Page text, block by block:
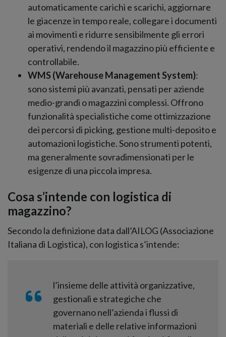
automaticamente carichi e scarichi, aggiornare
le giacenze in tempo reale, collegare i documenti
ai movimenti e ridurre sensibilmente gli errori
operativi, rendendo il magazzino più efficiente e
controllabile.
WMS (Warehouse Management System):
sono sistemi più avanzati, pensati per aziende
medio-grandi o magazzini complessi. Offrono
funzionalità specialistiche come ottimizzazione
dei percorsi di picking, gestione multi-deposito e
automazioni logistiche. Sono strumenti potenti,
ma generalmente sovradimensionati per le
esigenze di una piccola impresa.
Cosa s’intende con logistica di
magazzino?
Secondo la definizione data dall’AILOG (Associazione
Italiana di Logistica), con logistica s’intende:
l’insieme delle attività organizzative,
gestionali e strategiche che
governano nell’azienda i flussi di
materiali e delle relative informazioni